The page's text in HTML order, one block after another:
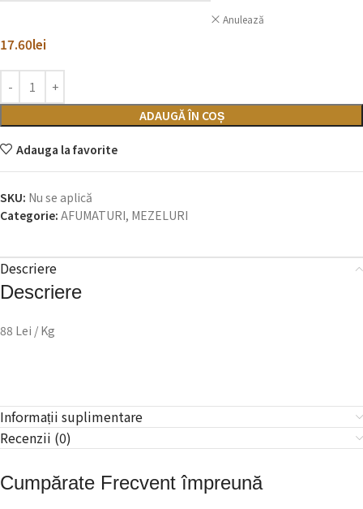
Anulează
17.60lei
ADAUGĂ ÎN COȘ
Adauga la favorite
SKU: Nu se aplică
Categorie: AFUMATURI, MEZELURI
Descriere
Descriere
88 Lei / Kg
Informații suplimentare
Recenzii (0)
Cumpărate Frecvent împreună